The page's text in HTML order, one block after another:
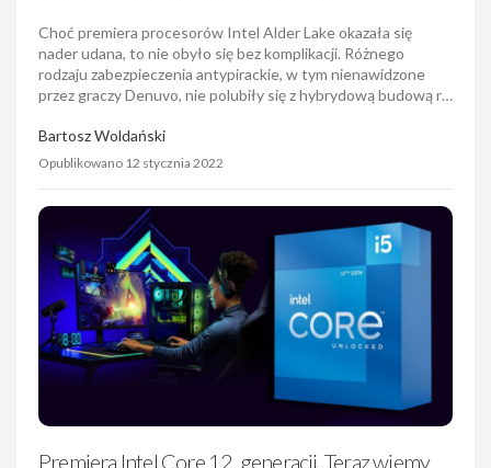
Opublikowano 12 stycznia 2022
Premiera Intel Core 12. generacji. Teraz wiemy
już wszystko
Nadszedł moment, na który czekało wiele pasjonatów
procesorów Intel Core. 12. generacja, czyli rodzina Alder
komputerów stacjonarnych, jak i laptopów. Zastanawiasz si…